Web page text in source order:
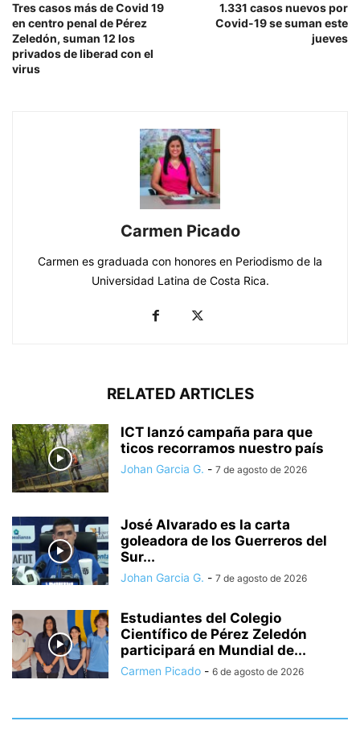
Tres casos más de Covid 19
en centro penal de Pérez
Zeledón, suman 12 los
privados de liberad con el
virus
1.331 casos nuevos por
Covid-19 se suman este
jueves
Carmen Picado
Carmen es graduada con honores en Periodismo de la
Universidad Latina de Costa Rica.
RELATED ARTICLES
ICT lanzó campaña para que
ticos recorramos nuestro país
Johan Garcia G. - 7 de agosto de 2026
José Alvarado es la carta
goleadora de los Guerreros del
Sur...
Johan Garcia G. - 7 de agosto de 2026
Estudiantes del Colegio
Científico de Pérez Zeledón
participará en Mundial de...
Carmen Picado - 6 de agosto de 2026